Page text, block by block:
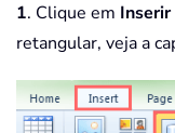
1. Clique em Inserir
retangular, veja a